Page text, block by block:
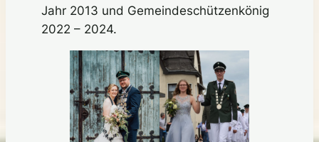
Jahr 2013 und Gemeindeschützenkönig
2022 – 2024.